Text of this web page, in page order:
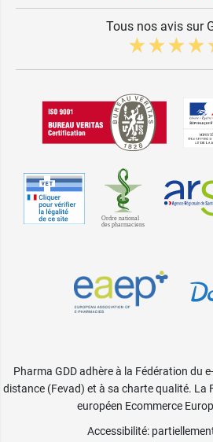
Tous nos avis sur
Pharma GDD adhère à la Fédération du
distance (Fevad) et à sa charte qualité. La
européen Ecommerce
Accessibilité: